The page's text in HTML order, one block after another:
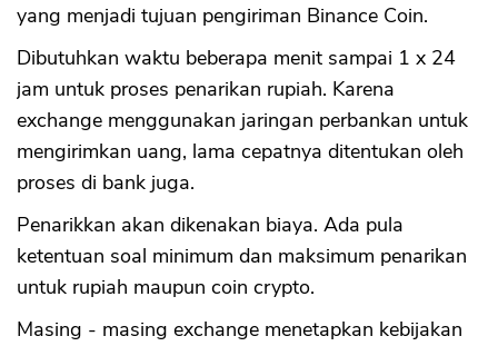
yang menjadi tujuan pengiriman Binance Coin.
Dibutuhkan waktu beberapa menit sampai 1 x 24
jam untuk proses penarikan rupiah. Karena
exchange menggunakan jaringan perbankan untuk
mengirimkan uang, lama cepatnya ditentukan oleh
proses di bank juga.
Penarikkan akan dikenakan biaya. Ada pula
ketentuan soal minimum dan maksimum penarikan
untuk rupiah maupun coin crypto.
Masing - masing exchange menetapkan kebijakan